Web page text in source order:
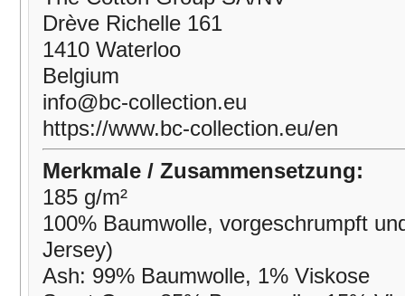
Drève Richelle 161
1410 Waterloo
Belgium
info@bc-collection.eu
https://www.bc-collection.eu/en
Merkmale / Zusammensetzung:
185 g/m²
100% Baumwolle, vorgeschrumpft
Jersey)
Ash: 99% Baumwolle, 1% Viskose